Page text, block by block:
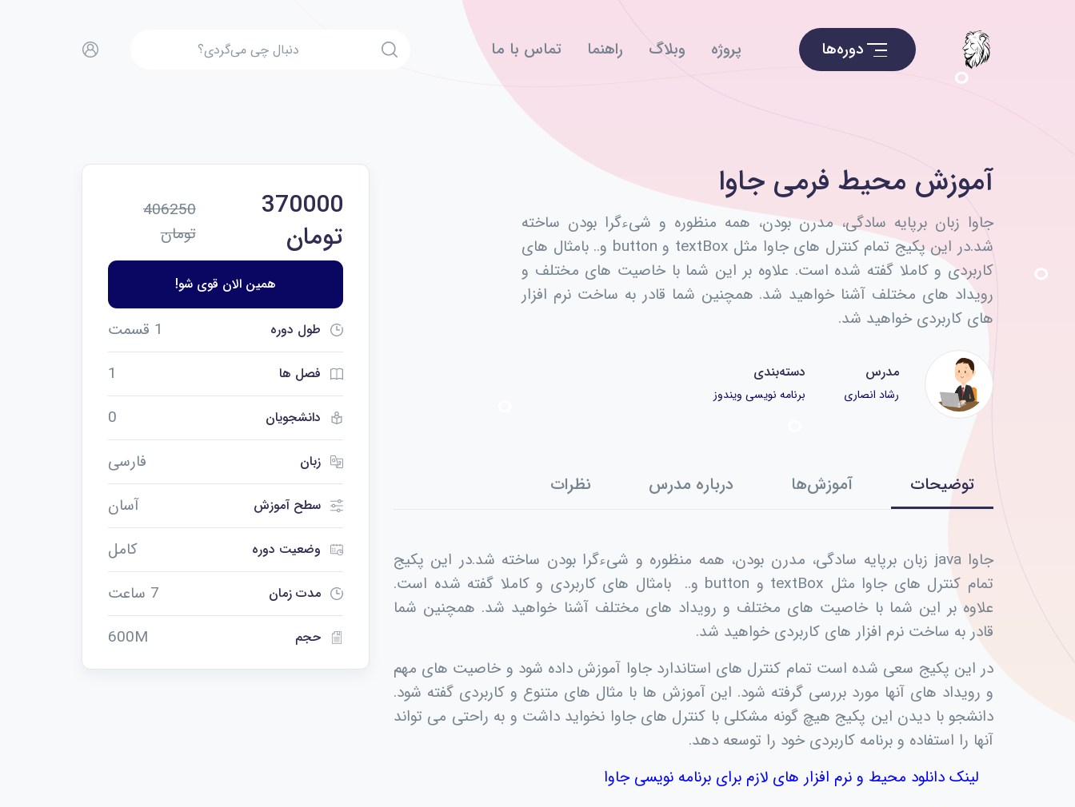
دوره‌ها پروژه وبلاگ راهنما تماس با ما
آموزش محیط فرمی جاوا
جاوا زبان برپایه سادگی، مدرن بودن، همه منظوره و شیءگرا بودن ساخته
شد.در این پکیج تمام کنترل های جاوا مثل textBox و button و.. بامثال های
کاربردی و کاملا گفته شده است. علاوه بر این شما با خاصیت های مختلف و
رویداد های مختلف آشنا خواهید شد. همچنین شما قادر به ساخت نرم افزار
های کاربردی خواهید شد.
مدرس
رشاد انصاری
دسته‌بندی
برنامه نویسی ویندوز
توضیحات آموزش‌ها درباره مدرس نظرات
جاوا java زبان برپایه سادگی، مدرن بودن، همه منظوره و شیءگرا بودن ساخته شد.در این پکیج
تمام کنترل های جاوا مثل textBox و button و.. بامثال های کاربردی و کاملا گفته شده است.
علاوه بر این شما با خاصیت های مختلف و رویداد های مختلف آشنا خواهید شد. همچنین شما
قادر به ساخت نرم افزار های کاربردی خواهید شد.
در این پکیج سعی شده است تمام کنترل های استاندارد جاوا آموزش داده شود و خاصیت های مهم
و رویداد های آنها مورد بررسی گرفته شود. این آموزش ها با مثال های متنوع و کاربردی گفته شود.
دانشجو با دیدن این پکیج هیچ گونه مشکلی با کنترل های جاوا نخواید داشت و به راحتی می تواند
آنها را استفاده و برنامه کاربردی خود را توسعه دهد.
لینک دانلود محیط و نرم افزار های لازم برای برنامه نویسی جاوا
370000
تومان
406250
تومان
همین الان قوی شو!
طول دوره 1 قسمت
فصل ها 1
دانشجویان 0
زبان فارسی
سطح آموزش آسان
وضعیت دوره کامل
مدت زمان 7 ساعت
حجم 600M